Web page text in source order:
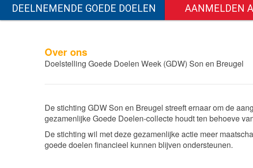
DEELNEMENDE GOEDE DOELEN AANMELDEN
Over ons
Doelstelling Goede Doelen Week (GDW) Son en Breugel
De stichting GDW Son en Breugel streeft ernaar om de
gezamenlijke Goede Doelen-collecte houdt ten behoeve
De stichting wil met deze gezamenlijke actie meer
goede doelen financieel kunnen blijven ondersteunen.